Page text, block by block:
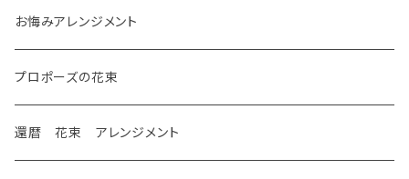
お悔みアレンジメント
プロポーズの花束
還暦 花束 アレンジメント